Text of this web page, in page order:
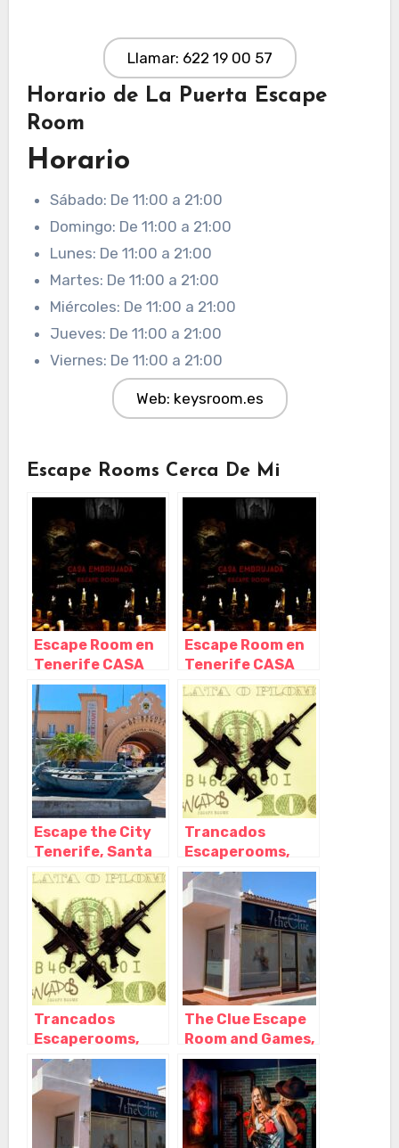
Llamar: 622 19 00 57
Horario de La Puerta Escape
Room
Horario
Sábado: De 11:00 a 21:00
Domingo: De 11:00 a 21:00
Lunes: De 11:00 a 21:00
Martes: De 11:00 a 21:00
Miércoles: De 11:00 a 21:00
Jueves: De 11:00 a 21:00
Viernes: De 11:00 a 21:00
Web: keysroom.es
Escape Rooms Cerca De Mi
Escape Room en
Tenerife CASA
EMBRUJADA,
Santa Cruz de
Tenerife –
Tenerife
Escape Room en
Tenerife CASA
EMBRUJADA,
Tenerife –
Tenerife
Escape the City
Tenerife, Santa
Cruz de Tenerife
Trancados
Escaperooms,
Santa Cruz de
Tenerife –
Tenerife
Trancados
Escaperooms,
Santa Cruz de
Tenerife –
Tenerife
The Clue Escape
Room and Games,
Puerto de la Cruz
– Santa Cruz de
Tenerife